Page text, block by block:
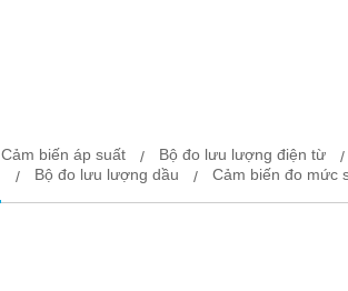
Cảm biến áp suất Bộ đo lưu lượng điện từ
Bộ đo lưu lượng dầu
Cảm biến đo mức